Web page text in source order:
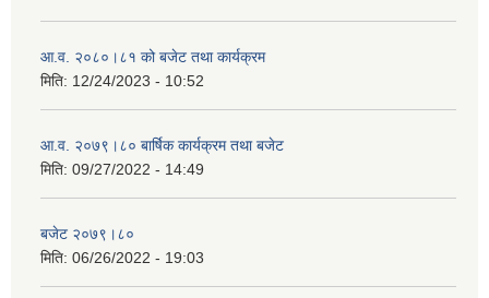
आ.व. २०८०।८१ को बजेट तथा कार्यक्रम
मिति: 12/24/2023 - 10:52
आ.व. २०७९।८० बार्षिक कार्यक्रम तथा बजेट
मिति: 09/27/2022 - 14:49
बजेट २०७९।८०
मिति: 06/26/2022 - 19:03